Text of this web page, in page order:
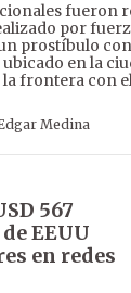
fueron
por
prostíbulo
ubicado en la
frontera con
Medina
567
EEUU
en redes